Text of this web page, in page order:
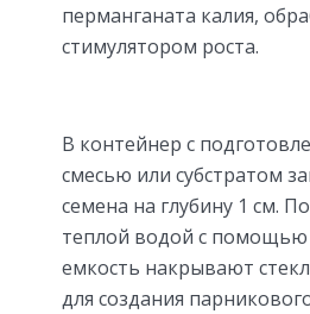
перманганата калия,
стимулятором роста.
В контейнер с
смесью или субстратом
семена на глубину 1 см.
теплой водой с помощью
емкость накрывают
для создания